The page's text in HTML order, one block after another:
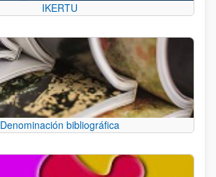
IKERTU
Denominación bibliográfica